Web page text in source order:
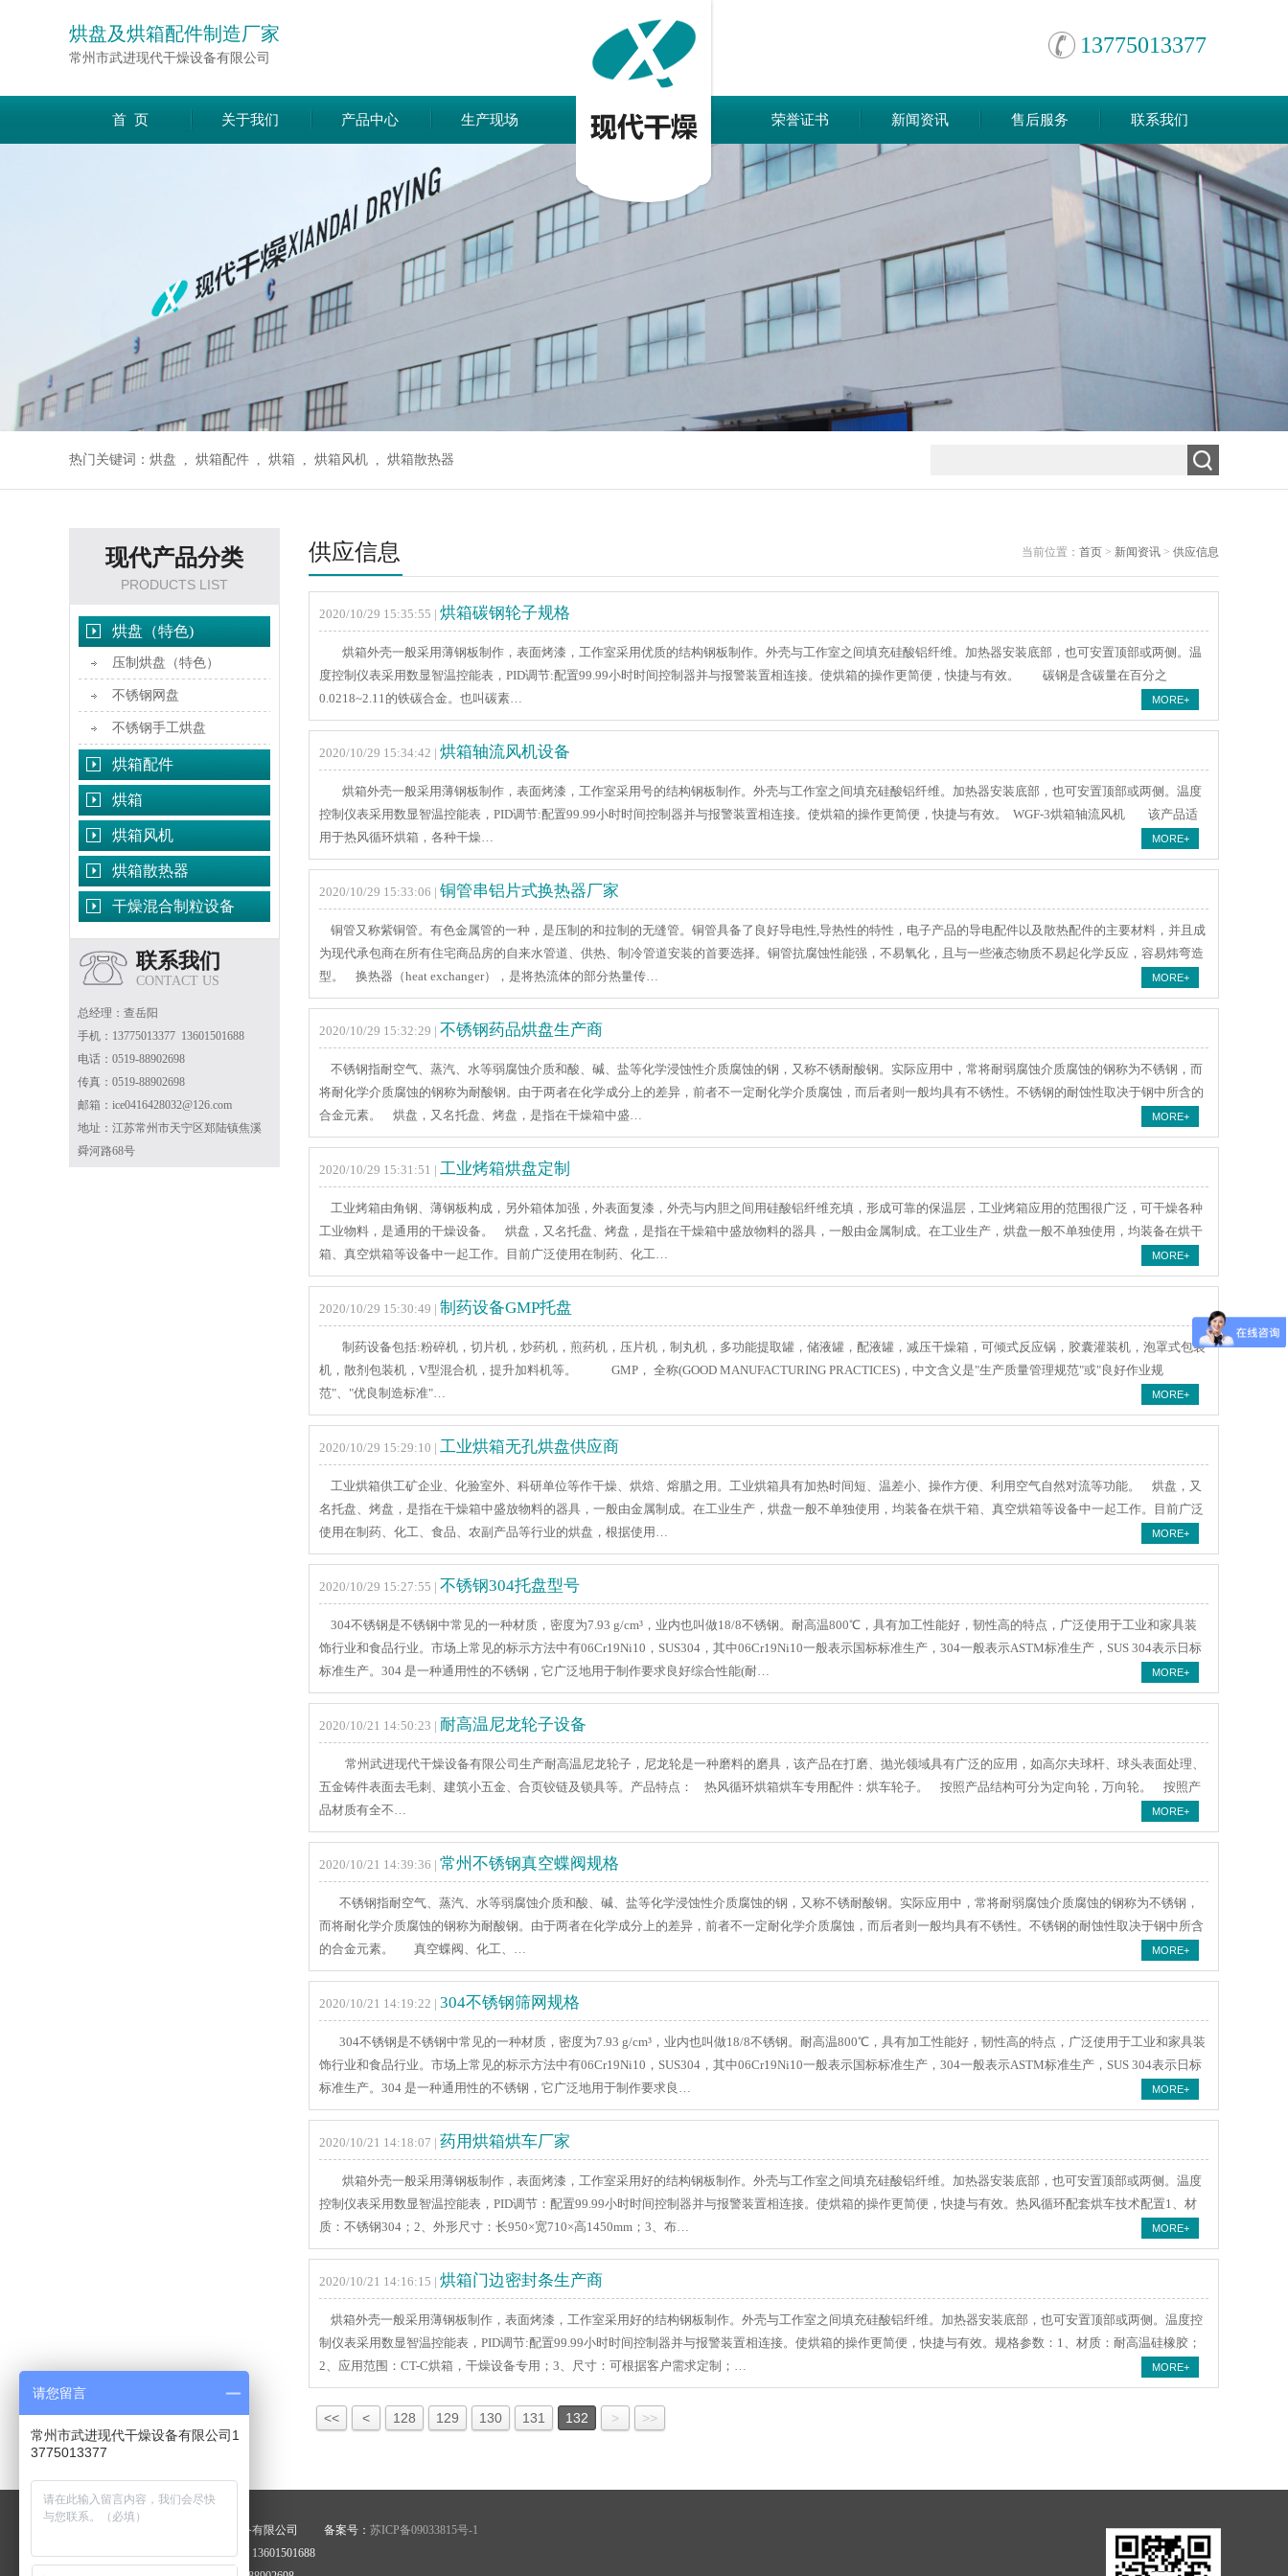
烘盘及烘箱配件制造厂家
常州市武进现代干燥设备有限公司
13775013377
首 页 关于我们 产品中心 生产现场 荣誉证书 新闻资讯 售后服务 联系我们
热门关键词： 烘盘 , 烘箱配件 , 烘箱 , 烘箱风机 , 烘箱散热器
现代产品分类
PRODUCTS LIST
烘盘（特色)
压制烘盘（特色）
不锈钢网盘
不锈钢手工烘盘
烘箱配件
烘箱
烘箱风机
烘箱散热器
干燥混合制粒设备
联系我们
CONTACT US
总经理：查岳阳
手机：13775013377 13601501688
电话：0519-88902698
传真：0519-88902698
邮箱：ice0416428032@126.com
地址：江苏常州市天宁区郑陆镇焦溪
舜河路68号
当前位置： 首页 > 新闻资讯 > 供应信息
供应信息
2020/10/29 15:35:55 | 烘箱碳钢轮子规格
烘箱外壳一般采用薄钢板制作，表面烤漆，工作室采用优质的结构钢板制作。外壳与工作室之间填充硅酸铝纤维。加热器安装底部，也可安置顶部或两侧。温
度控制仪表采用数显智温控能表，PID调节:配置99.99小时时间控制器并与报警装置相连接。使烘箱的操作更简便，快捷与有效。 碳钢是含碳量在百分之
0.0218~2.11的铁碳合金。也叫碳素…
MORE+
2020/10/29 15:34:42 | 烘箱轴流风机设备
烘箱外壳一般采用薄钢板制作，表面烤漆，工作室采用号的结构钢板制作。外壳与工作室之间填充硅酸铝纤维。加热器安装底部，也可安置顶部或两侧。温度
控制仪表采用数显智温控能表，PID调节:配置99.99小时时间控制器并与报警装置相连接。使烘箱的操作更简便，快捷与有效。 WGF-3烘箱轴流风机 该产品适
用于热风循环烘箱，各种干燥…
MORE+
2020/10/29 15:33:06 | 铜管串铝片式换热器厂家
铜管又称紫铜管。有色金属管的一种，是压制的和拉制的无缝管。铜管具备了良好导电性,导热性的特性，电子产品的导电配件以及散热配件的主要材料，并且成
为现代承包商在所有住宅商品房的自来水管道、供热、制冷管道安装的首要选择。铜管抗腐蚀性能强，不易氧化，且与一些液态物质不易起化学反应，容易炜弯造
型。 换热器（heat exchanger），是将热流体的部分热量传…
MORE+
2020/10/29 15:32:29 | 不锈钢药品烘盘生产商
不锈钢指耐空气、蒸汽、水等弱腐蚀介质和酸、碱、盐等化学浸蚀性介质腐蚀的钢，又称不锈耐酸钢。实际应用中，常将耐弱腐蚀介质腐蚀的钢称为不锈钢，而
将耐化学介质腐蚀的钢称为耐酸钢。由于两者在化学成分上的差异，前者不一定耐化学介质腐蚀，而后者则一般均具有不锈性。不锈钢的耐蚀性取决于钢中所含的
合金元素。 烘盘，又名托盘、烤盘，是指在干燥箱中盛…
MORE+
2020/10/29 15:31:51 | 工业烤箱烘盘定制
工业烤箱由角钢、薄钢板构成，另外箱体加强，外表面复漆，外壳与内胆之间用硅酸铝纤维充填，形成可靠的保温层，工业烤箱应用的范围很广泛，可干燥各种
工业物料，是通用的干燥设备。 烘盘，又名托盘、烤盘，是指在干燥箱中盛放物料的器具，一般由金属制成。在工业生产，烘盘一般不单独使用，均装备在烘干
箱、真空烘箱等设备中一起工作。目前广泛使用在制药、化工…
MORE+
2020/10/29 15:30:49 | 制药设备GMP托盘
制药设备包括:粉碎机，切片机，炒药机，煎药机，压片机，制丸机，多功能提取罐，储液罐，配液罐，减压干燥箱，可倾式反应锅，胶囊灌装机，泡罩式包装
机，散剂包装机，V型混合机，提升加料机等。 GMP， 全称(GOOD MANUFACTURING PRACTICES)，中文含义是"生产质量管理规范"或"良好作业规
范"、"优良制造标准"…
MORE+
2020/10/29 15:29:10 | 工业烘箱无孔烘盘供应商
工业烘箱供工矿企业、化验室外、科研单位等作干燥、烘焙、熔腊之用。工业烘箱具有加热时间短、温差小、操作方便、利用空气自然对流等功能。 烘盘，又
名托盘、烤盘，是指在干燥箱中盛放物料的器具，一般由金属制成。在工业生产，烘盘一般不单独使用，均装备在烘干箱、真空烘箱等设备中一起工作。目前广泛
使用在制药、化工、食品、农副产品等行业的烘盘，根据使用…
MORE+
2020/10/29 15:27:55 | 不锈钢304托盘型号
304不锈钢是不锈钢中常见的一种材质，密度为7.93 g/cm³，业内也叫做18/8不锈钢。耐高温800℃，具有加工性能好，韧性高的特点，广泛使用于工业和家具装
饰行业和食品行业。市场上常见的标示方法中有06Cr19Ni10，SUS304，其中06Cr19Ni10一般表示国标标准生产，304一般表示ASTM标准生产，SUS 304表示日标
标准生产。304 是一种通用性的不锈钢，它广泛地用于制作要求良好综合性能(耐…
MORE+
2020/10/21 14:50:23 | 耐高温尼龙轮子设备
常州武进现代干燥设备有限公司生产耐高温尼龙轮子，尼龙轮是一种磨料的磨具，该产品在打磨、抛光领域具有广泛的应用，如高尔夫球杆、球头表面处理、
五金铸件表面去毛刺、建筑小五金、合页铰链及锁具等。产品特点： 热风循环烘箱烘车专用配件：烘车轮子。 按照产品结构可分为定向轮，万向轮。 按照产
品材质有全不…
MORE+
2020/10/21 14:39:36 | 常州不锈钢真空蝶阀规格
不锈钢指耐空气、蒸汽、水等弱腐蚀介质和酸、碱、盐等化学浸蚀性介质腐蚀的钢，又称不锈耐酸钢。实际应用中，常将耐弱腐蚀介质腐蚀的钢称为不锈钢，
而将耐化学介质腐蚀的钢称为耐酸钢。由于两者在化学成分上的差异，前者不一定耐化学介质腐蚀，而后者则一般均具有不锈性。不锈钢的耐蚀性取决于钢中所含
的合金元素。 真空蝶阀、化工、…
MORE+
2020/10/21 14:19:22 | 304不锈钢筛网规格
304不锈钢是不锈钢中常见的一种材质，密度为7.93 g/cm³，业内也叫做18/8不锈钢。耐高温800℃，具有加工性能好，韧性高的特点，广泛使用于工业和家具装
饰行业和食品行业。市场上常见的标示方法中有06Cr19Ni10，SUS304，其中06Cr19Ni10一般表示国标标准生产，304一般表示ASTM标准生产，SUS 304表示日标
标准生产。304 是一种通用性的不锈钢，它广泛地用于制作要求良…
MORE+
2020/10/21 14:18:07 | 药用烘箱烘车厂家
烘箱外壳一般采用薄钢板制作，表面烤漆，工作室采用好的结构钢板制作。外壳与工作室之间填充硅酸铝纤维。加热器安装底部，也可安置顶部或两侧。温度
控制仪表采用数显智温控能表，PID调节：配置99.99小时时间控制器并与报警装置相连接。使烘箱的操作更简便，快捷与有效。热风循环配套烘车技术配置1、材
质：不锈钢304；2、外形尺寸：长950×宽710×高1450mm；3、布…
MORE+
2020/10/21 14:16:15 | 烘箱门边密封条生产商
烘箱外壳一般采用薄钢板制作，表面烤漆，工作室采用好的结构钢板制作。外壳与工作室之间填充硅酸铝纤维。加热器安装底部，也可安置顶部或两侧。温度控
制仪表采用数显智温控能表，PID调节:配置99.99小时时间控制器并与报警装置相连接。使烘箱的操作更简便，快捷与有效。规格参数：1、材质：耐高温硅橡胶；
2、应用范围：CT-C烘箱，干燥设备专用；3、尺寸：可根据客户需求定制；…
MORE+
<< < 128 129 130 131 132 > >>
版权所有：常州市武进现代干燥设备有限公司 备案号： 苏ICP备09033815号-1
联系：查岳阳 手机：13775013377 13601501688
请您留言
常州市武进现代干燥设备有限公司1
3775013377